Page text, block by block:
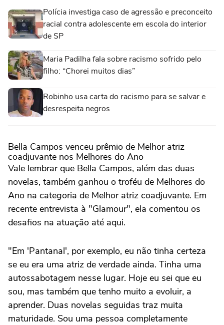
Polícia investiga caso de agressão e preconceito
racial contra adolescente em escola do interior
de SP
Maria Padilha fala sobre racismo sofrido pelo
filho: “Chorei muitos dias”
Robinho usa carta do racismo para se salvar e
desrespeita negros
Bella Campos venceu prêmio de Melhor atriz
coadjuvante nos Melhores do Ano
Vale lembrar que Bella Campos, além das duas
novelas, também ganhou o troféu de Melhores do
Ano na categoria de Melhor atriz coadjuvante. Em
recente entrevista à "Glamour", ela comentou os
desafios na atuação até aqui.
"Em 'Pantanal', por exemplo, eu não tinha certeza
se eu era uma atriz de verdade ainda. Tinha uma
autossabotagem nesse lugar. Hoje eu sei que eu
sou, mas também que tenho muito a evoluir, a
aprender. Duas novelas seguidas traz muita
maturidade. Sou uma pessoa completamente